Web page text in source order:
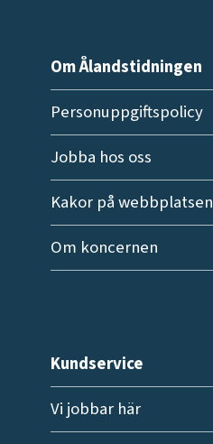
Om Ålandstidningen
Personuppgiftspolicy
Jobba hos oss
Kakor på webbplatsen
Om koncernen
Kundservice
Vi jobbar här